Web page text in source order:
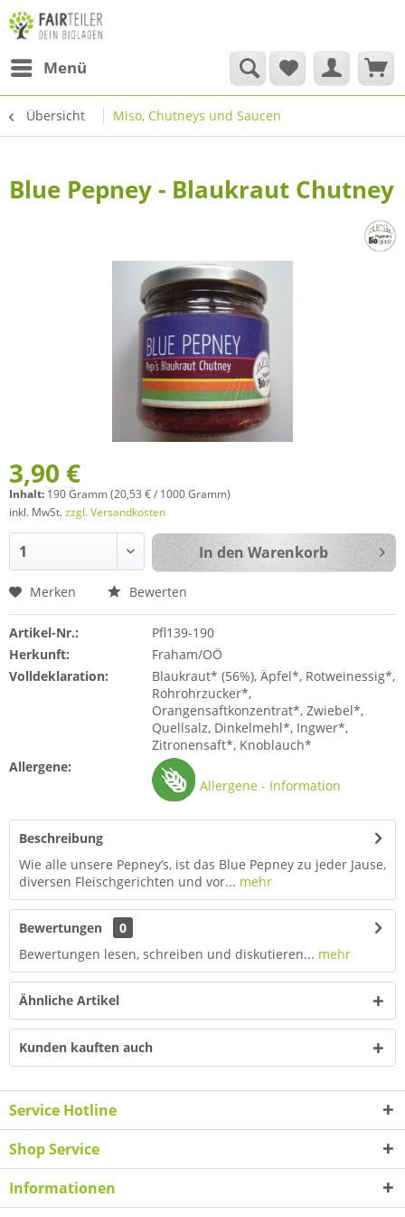
Menü
Übersicht Miso, Chutneys und Saucen
Blue Pepney - Blaukraut Chutney
3,90 €
Inhalt: 190 Gramm (20,53 € / 1000 Gramm)
inkl. MwSt.zzgl. Versandkosten
In den Warenkorb
Merken Bewerten
Artikel-Nr.:
Pfl139-190
Herkunft:
Fraham/OÖ
Volldeklaration:
Blaukraut* (56%), Äpfel*, Rotweinessig*,
Rohrohrzucker*,
Orangensaftkonzentrat*, Zwiebel*,
Quellsalz, Dinkelmehl*, Ingwer*,
Zitronensaft*, Knoblauch*
Allergene:
Allergene - Information
Beschreibung
Wie alle unsere Pepney’s, ist das Blue Pepney zu jeder Jause,
diversen Fleischgerichten und vor... mehr
Bewertungen
0
Bewertungen lesen, schreiben und diskutieren... mehr
Ähnliche Artikel
Kunden kauften auch
Service Hotline
Shop Service
Informationen